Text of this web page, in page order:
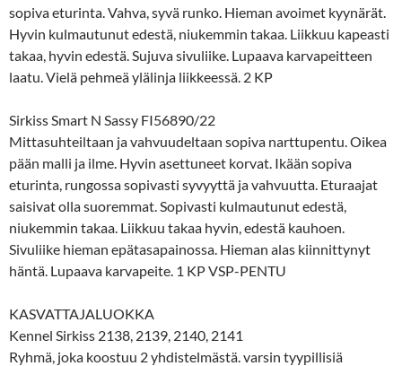
sopiva eturinta. Vahva, syvä runko. Hieman avoimet kyynärät.
Hyvin kulmautunut edestä, niukemmin takaa. Liikkuu kapeasti
takaa, hyvin edestä. Sujuva sivuliike. Lupaava karvapeitteen
laatu. Vielä pehmeä ylälinja liikkeessä. 2 KP
Sirkiss Smart N Sassy FI56890/22
Mittasuhteiltaan ja vahvuudeltaan sopiva narttupentu. Oikea
pään malli ja ilme. Hyvin asettuneet korvat. Ikään sopiva
eturinta, rungossa sopivasti syvyyttä ja vahvuutta. Eturaajat
saisivat olla suoremmat. Sopivasti kulmautunut edestä,
niukemmin takaa. Liikkuu takaa hyvin, edestä kauhoen.
Sivuliike hieman epätasapainossa. Hieman alas kiinnittynyt
häntä. Lupaava karvapeite. 1 KP VSP-PENTU
KASVATTAJALUOKKA
Kennel Sirkiss 2138, 2139, 2140, 2141
Ryhmä, joka koostuu 2 yhdistelmästä. varsin tyypillisiä